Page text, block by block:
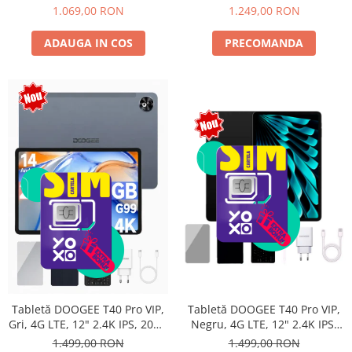
Android 15, Unisoc T615,
Stylus, Face Unlock, Dual SIM
1.069,00 RON
ADAUGA IN COS
10800mAh, 33W, Android 14,
1.249,00 RON
PRECOMANDA
Tabletă DOOGEE T40 Pro VIP,
Gri, 4G LTE, 12" 2.4K IPS, 20GB
RAM (8GB + 12GB extensibili),
1.499,00 RON
Tabletă DOOGEE T40 Pro VIP,
Negru, 4G LTE, 12" 2.4K IPS,
20GB RAM (8GB + 12GB
1.499,00 RON